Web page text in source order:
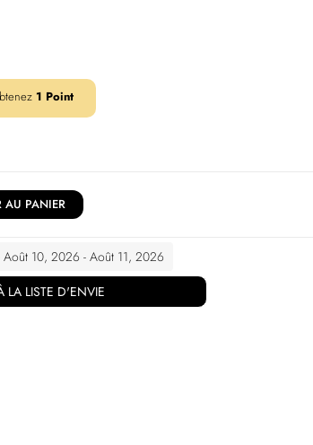
1 Point
AU PANIER
Août 10, 2026 - Août 11, 2026
LA LISTE D'ENVIE